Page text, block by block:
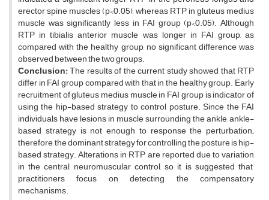
erector spine muscles (p<0.05), whereas RTP in gluteus medius
muscle was significantly less in FAI group (p<0.05). Although
RTP in tibialis anterior muscle was longer in FAI group, as
compared with the healthy group, no significant difference was
observed between the two groups.
Conclusion:The results of the current study showed that RTP
differ in FAI group compared with that in the healthy group. Early
recruitment of gluteus medius muscle in FAI group is indicator of
using the hip-based strategy to control posture. Since the FAI
individuals have lesions in muscle surrounding the ankle, ankle-
based strategy is not enough to response the perturbation,;
therefore, the dominant strategy for controlling the posture is hip-
based strategy. Alterations in RTP are reported due to variation
in the central neuromuscular control, so it is suggested that
practitioners focus on detecting the compensatory
mechanisms.